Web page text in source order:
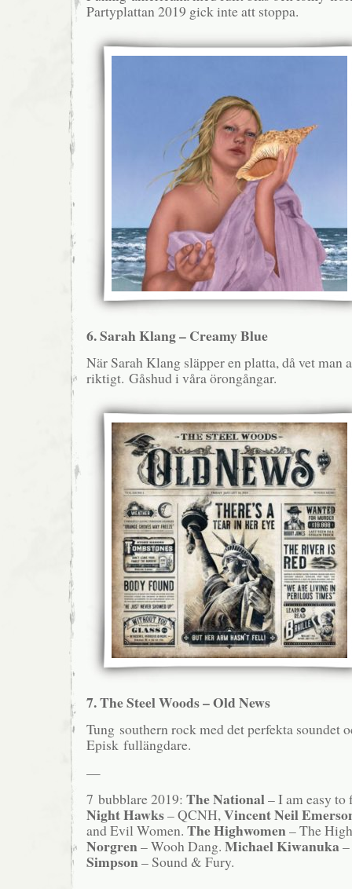
Partyplattan 2019 gick inte att stoppa.
6. Sarah Klang – Creamy Blue
När Sarah Klang släpper en platta, då vet man
riktigt. Gåshud i våra örongångar.
7. The Steel Woods – Old News
Tung southern rock med det perfekta soundet
Episk fullängdare.
—
7 bubblare 2019: The National– I am easy
Night Hawks– QCNH,Vincent Neil
and Evil Women. The Highwomen– The
Norgren– Wooh Dang. Michael Kiwanuka
Simpson– Sound & Fury.